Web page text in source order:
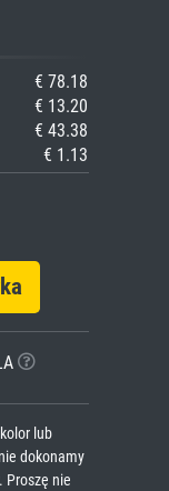
€ 78.18
€ 13.20
€ 43.38
€ 1.13
lub
dokonamy
Proszę nie